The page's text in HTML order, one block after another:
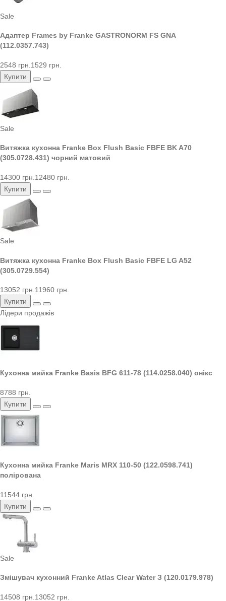
Sale
Адаптер Frames by Franke GASTRONORM FS GNA
(112.0357.743)
2548 грн. 1529 грн.
Купити
Sale
Витяжка кухонна Franke Box Flush Basic FBFE BK A70
(305.0728.431) чорний матовий
14300 грн. 12480 грн.
Купити
Sale
Витяжка кухонна Franke Box Flush Basic FBFE LG A52
(305.0729.554)
13052 грн.11960 грн.
Купити
Лідери продажів
Кухонна мийка Franke Basis BFG 611-78 (114.0258.040) онікс
8788 грн.
Купити
Кухонна мийка Franke Maris MRX 110-50 (122.0598.741)
полірована
11544 грн.
Купити
Sale
Змішувач кухонний Franke Atlas Clear Water З (120.0179.978)
14508 грн. 13052 грн.